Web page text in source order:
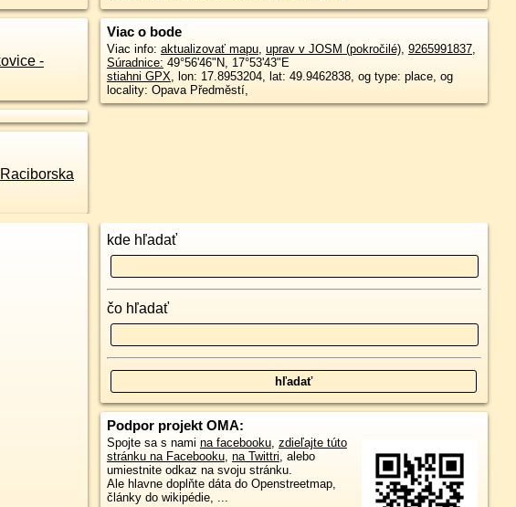
-
Raciborska
Viac o bode
Viac info: aktualizovať mapu, uprav v JOSM (pokročilé), 9265991837,
Súradnice: 49°56'46"N, 17°53'43"E
stiahni GPX, lon: 17.8953204, lat: 49.9462838, og type: place, og
locality: Opava Předměstí,
kde hľadať
čo hľadať
Podpor projekt OMA:
Spojte sa s nami na facebooku, zdieľajte túto
stránku na Facebooku, na Twittri, alebo
umiestnite odkaz na svoju stránku.
Ale hlavne doplňte dáta do Openstreetmap,
články do wikipédie, ...